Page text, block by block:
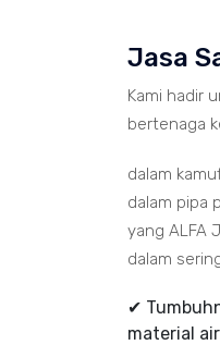
Jasa
Kami hadir
bertenaga
dalam
dalam pipa
yang ALFA
dalam
✔
material